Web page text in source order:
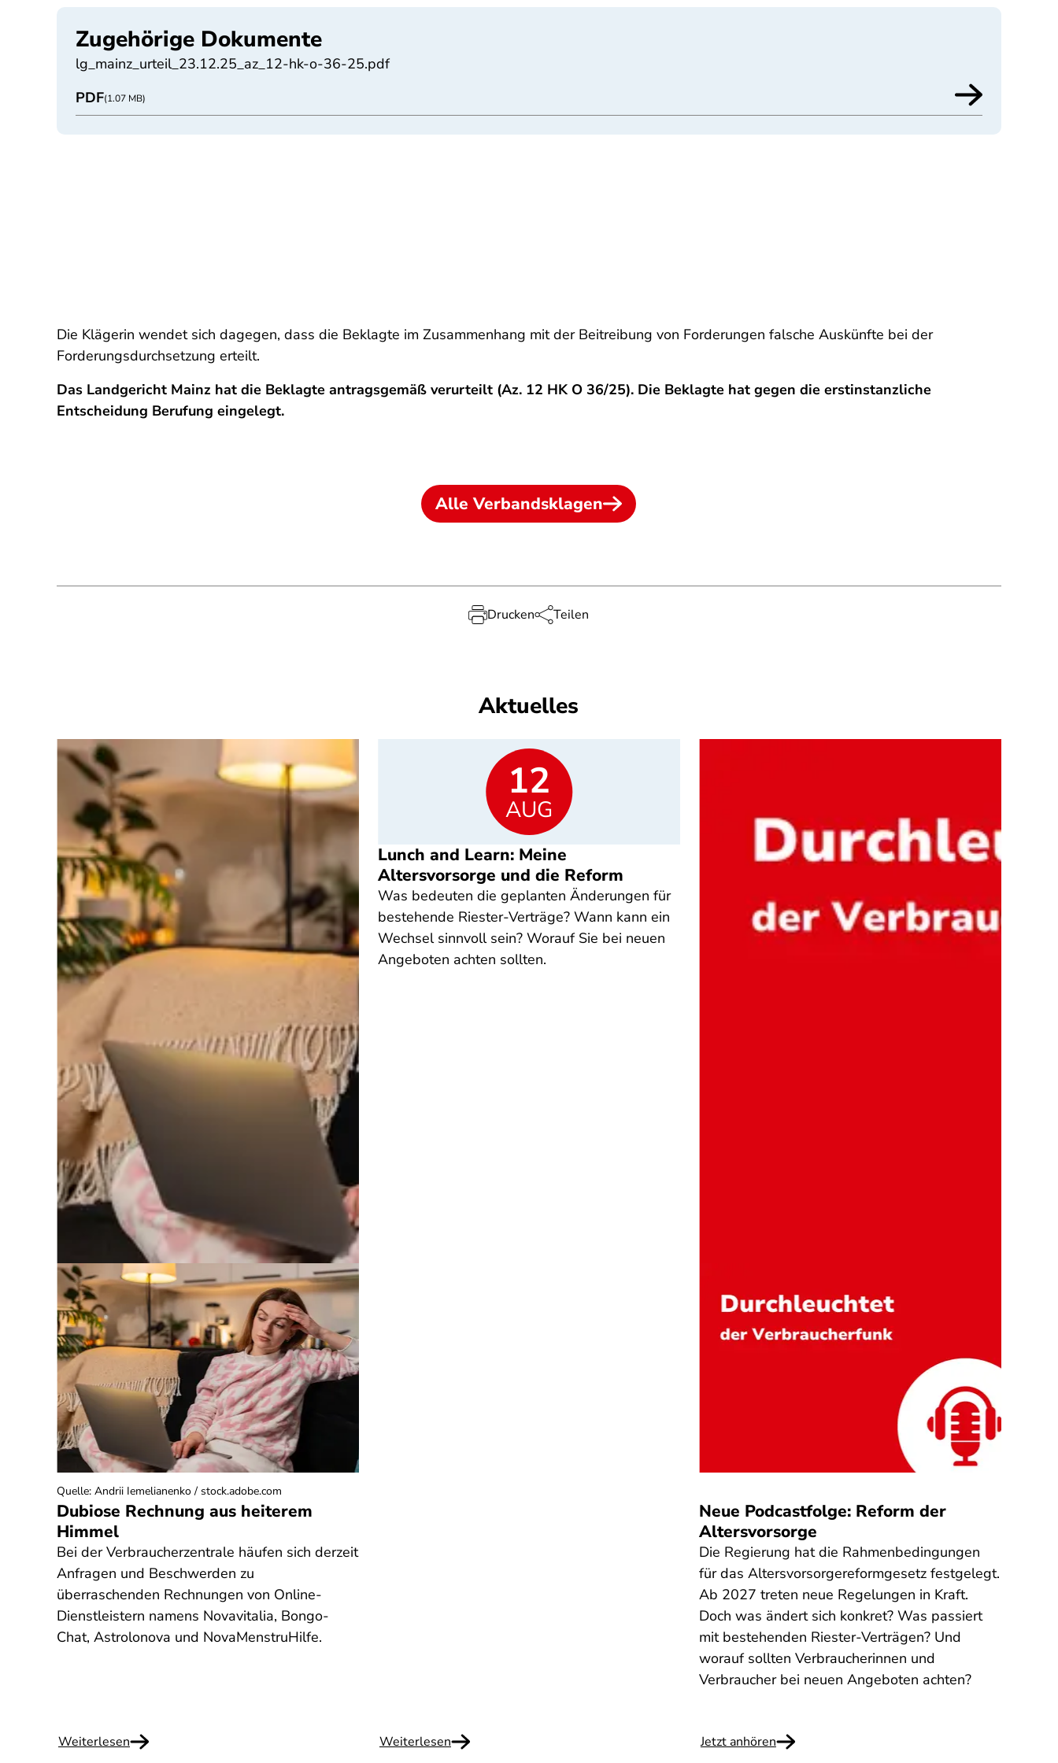
Zugehörige Dokumente
lg_mainz_urteil_23.12.25_az_12-hk-o-36-25.pdf
PDF(1.07 MB)
Die Klägerin wendet sich dagegen, dass die Beklagte im Zusammenhang mit der Beitreibung von Forderungen falsche Auskünfte bei der
Forderungsdurchsetzung erteilt.
Das Landgericht Mainz hat die Beklagte antragsgemäß verurteilt (Az. 12 HK O 36/25). Die Beklagte hat gegen die erstinstanzliche
Entscheidung Berufung eingelegt.
Alle Verbandsklagen
Drucken Teilen
Aktuelles
Dubiose Rechnung aus heiterem
Himmel
Bei der Verbraucherzentrale häufen sich derzeit
Anfragen und Beschwerden zu
überraschenden Rechnungen von Online-
Dienstleistern namens Novavitalia, Bongo-
Chat, Astrolonova und NovaMenstruHilfe.
Weiterlesen
Quelle: Andrii Iemelianenko / stock.adobe.com
Lunch and Learn: Meine
Altersvorsorge und die Reform
Was bedeuten die geplanten Änderungen für
bestehende Riester-Verträge? Wann kann ein
Wechsel sinnvoll sein? Worauf Sie bei neuen
Angeboten achten sollten.
Weiterlesen
12
AUG
Neue Podcastfolge: Reform der
Altersvorsorge
Die Regierung hat die Rahmenbedingungen
für das Altersvorsorgereformgesetz festgelegt.
Ab 2027 treten neue Regelungen in Kraft.
Doch was ändert sich konkret? Was passiert
mit bestehenden Riester-Verträgen? Und
worauf sollten Verbraucherinnen und
Verbraucher bei neuen Angeboten achten?
Jetzt anhören